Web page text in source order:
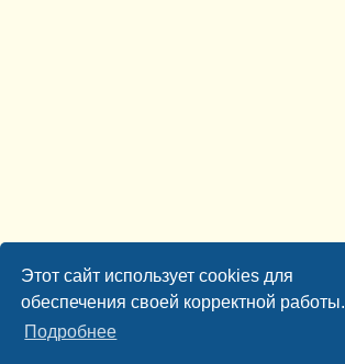
Этот сайт использует cookies для
обеспечения своей корректной работы.
Подробнее